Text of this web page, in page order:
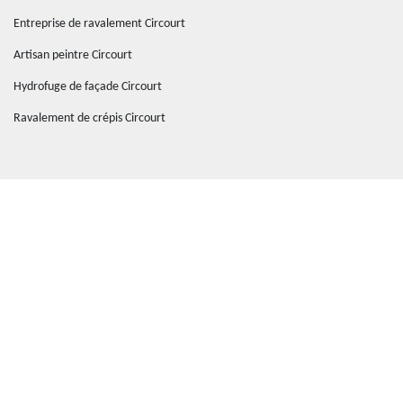
Entreprise de ravalement Circourt
Artisan peintre Circourt
Hydrofuge de façade Circourt
Ravalement de crépis Circourt